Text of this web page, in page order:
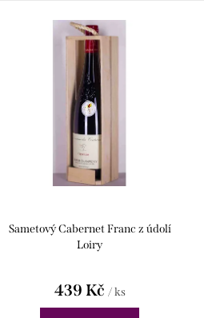
Sametový Cabernet Franc z údolí
Loiry
439 Kč / ks